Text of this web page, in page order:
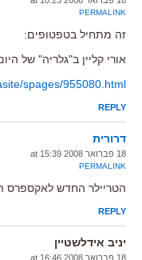
PERMALINK
זה מתחיל בטפטופים:
אורי קליין ב"גלריה" של
spages/955080.html
REPLY
דרורית
18 פברואר 2008 at 15:39
PERMALINK
הטריילר החדש לאקספרס
REPLY
יניב אידלשטיין
18 פברואר 2008 at 16:46